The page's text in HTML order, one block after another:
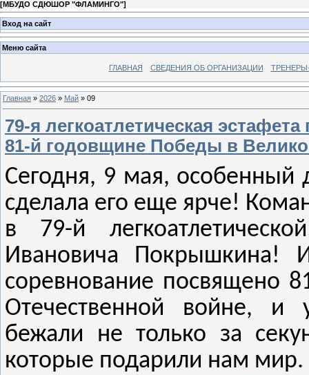
[МБУДО СДЮШОР "ФЛАМИНГО"]
Вход на сайт
Меню сайта
ГЛАВНАЯ СВЕДЕНИЯ ОБ ОРГАНИЗАЦИИ
Главная » 2026 » Май » 09
79-я легкоатлетическая
81-й годовщине Победы в
Сегодня, 9 мая, особенный
сделала его еще ярче!
в 79-й
Ивановича Покрышкина!
соревнование посвящено
Отечественной войне, и
бежали не только за
которые подарили нам мир.